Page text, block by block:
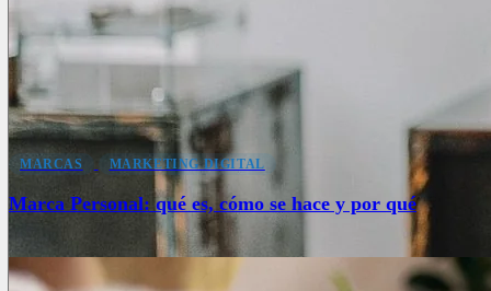
MARCAS MARKETING DIGITAL
Marca Personal: qué es, cómo se hace y por qué